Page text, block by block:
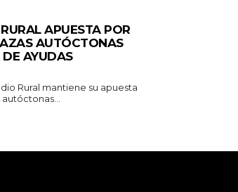
APUESTA POR
AUTÓCTONAS
AYUDAS
Rural mantiene su apuesta